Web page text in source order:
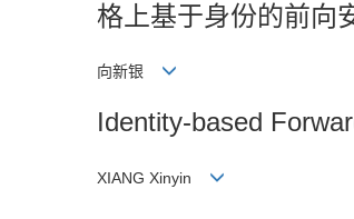
格上基于身份的前向
向新银
Identity-based
XIANG Xinyin